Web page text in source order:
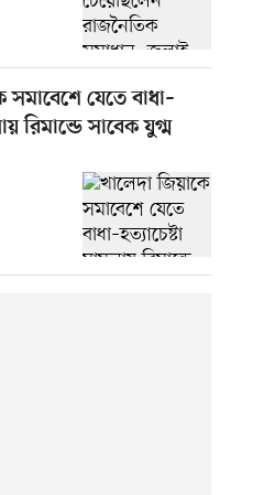
সমাবেশে যেতে বাধা–
রিমান্ডে সাবেক যুগ্ম